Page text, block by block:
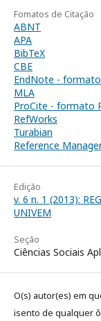
Fomatos de Citação
ABNT
APA
BibTeX
CBE
EndNote -
MLA
ProCite - formato
RefWorks
Turabian
Reference
Edição
v. 6 n. 1 (2013):
UNIVEM
Seção
Ciências Sociais
O(s) autor(es) em
isento de qualquer